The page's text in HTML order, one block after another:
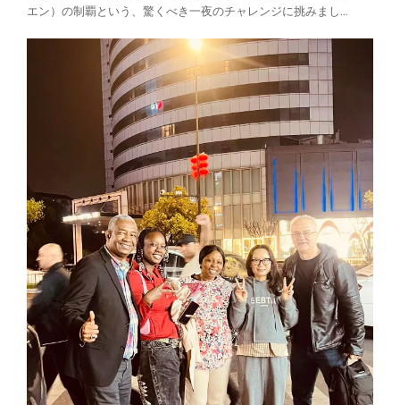
エン）の制覇という、驚くべき一夜のチャレンジに挑みまし
暗い森や急峻な山道を進む過酷な夜間ハイキングに臨みまし
た。道中では…